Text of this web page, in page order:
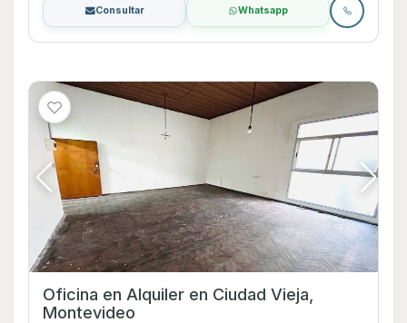
Consultar Whatsapp
Oficina en Alquiler en Ciudad Vieja,
Montevideo